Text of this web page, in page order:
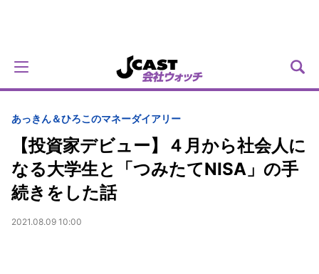
あっきん＆ひろこのマネーダイアリー
【投資家デビュー】４月から社会人に
なる大学生と「つみたてNISA」の手
続きをした話
2021.08.09 10:00